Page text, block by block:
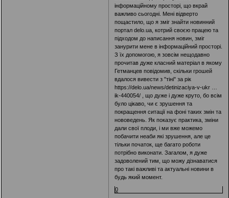
інформаційному просторі, що вкрай
важливо сьогодні. Мені відверто
пощастило, що я зміг знайти новинний
портал delo.ua, котрий своєю працею та
підходом до написання новин, зміг
занурити мене в інформаційний просторі.
З їх допомогою, я зовсім нещодавно
прочитав дуже класний матеріал в якому
Гетманцев повідомив, скільки грошей
вдалося вивести з "тіні" за рік
https://delo.ua/news/detinizaciya-v-ukr …
ik-440054/ , що дуже і дуже круто, бо всім
було цікаво, чи є зрушення та
покращення ситації на фоні таких змін та
нововедень. Як показує практика, зміни
дали свої плоди, і ми вже можемо
побачити неаби які зрушення, але це
тільки початок, ще багато роботи
потрібно виконати. Загалом, я дуже
задоволений тим, що можу дізнаватися
про такі важливі та актуальні новини в
будь який момент.
0